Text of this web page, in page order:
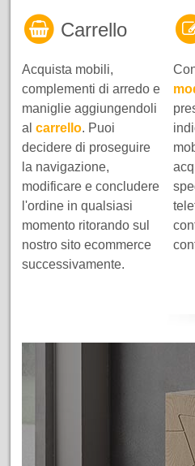
Carrello
Acquista mobili,
complementi di arredo e
maniglie aggiungendoli
al carrello. Puoi
decidere di proseguire
la navigazione,
modificare e concludere
l'ordine in qualsiasi
momento ritorando sul
nostro sito ecommerce
successivamente.